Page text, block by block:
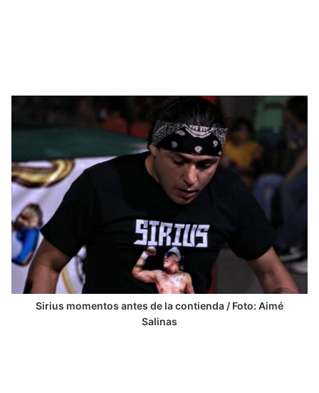
Sirius momentos antes de la contienda / Foto: Aimé
Salinas